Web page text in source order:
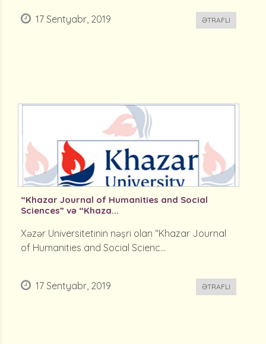
17 Sentyabr, 2019 ƏTRAFLI
“Khazar Journal of Humanities and Social
Sciences” və “Khaza...
Xəzər Universitetinin nəşri olan “Khazar Journal
of Humanities and Social Scienc...
17 Sentyabr, 2019 ƏTRAFLI